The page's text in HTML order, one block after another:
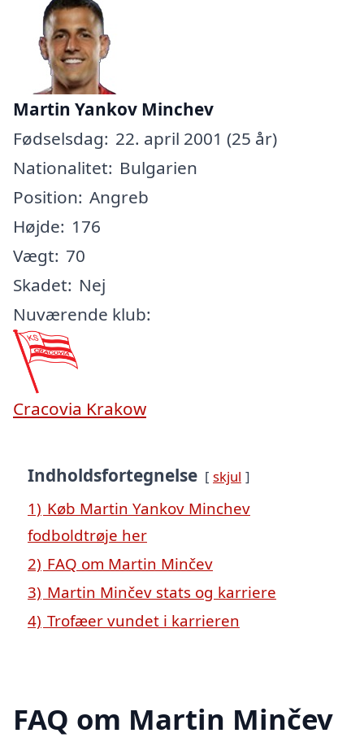
Martin Yankov Minchev
Fødselsdag: 22. april 2001 (25 år)
Nationalitet: Bulgarien
Position: Angreb
Højde: 176
Vægt: 70
Skadet: Nej
Nuværende klub:
Cracovia Krakow
Indholdsfortegnelse skjul
1) Køb Martin Yankov Minchev
fodboldtrøje her
2) FAQ om Martin Minčev
3) Martin Minčev stats og karriere
4) Trofæer vundet i karrieren
FAQ om Martin Minčev